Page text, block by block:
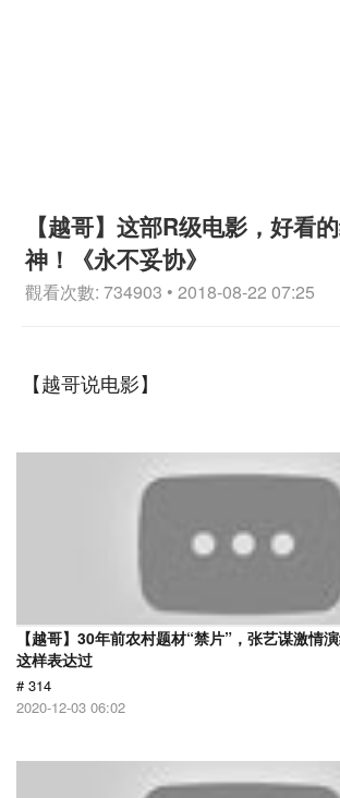
【越哥】这部R级电影，好看
神！《永不妥协》
觀看次數: 734903 • 2018-08-22 07:25
【越哥说电影】
【越哥】30年前农村题材“禁片”，张艺谋激情
这样表达过
# 314
2020-12-03 06:02